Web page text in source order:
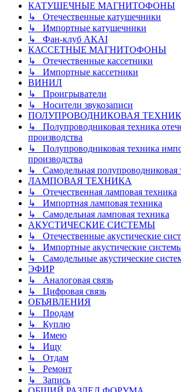
КАТУШЕЧНЫЕ МАГНИТОФОНЫ
↳ Отечественные катушечники
↳ Импортные катушечники
↳ Фан-клуб AKAI
КАССЕТНЫЕ МАГНИТОФОНЫ
↳ Отечественные кассетники
↳ Импортные кассетники
ВИНИЛ
↳ Проигрыватели
↳ Носители звукозаписи
ПОЛУПРОВОДНИКОВАЯ
↳ Полупроводниковая техника
производства
↳ Полупроводниковая техника
производства
↳ Самодельная полупроводниковая
ЛАМПОВАЯ ТЕХНИКА
↳ Отечественная ламповая техника
↳ Импортная ламповая техника
↳ Самодельная ламповая техника
АКУСТИЧЕСКИЕ СИСТЕМЫ
↳ Отечественные акустические
↳ Импортные акустические
↳ Самодельные акустические
ЭФИР
↳ Аналоговая связь
↳ Цифровая связь
ОБЪЯВЛЕНИЯ
↳ Продам
↳ Куплю
↳ Имею
↳ Ищу
↳ Отдам
↳ Ремонт
↳ Запись